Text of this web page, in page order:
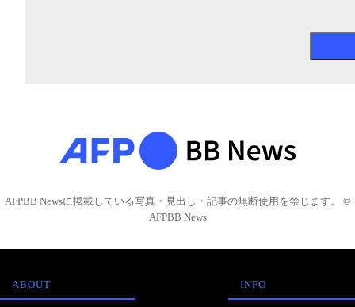
AFPBB Newsに掲載している写真・見出し・記事の無断使用を禁じます。 ©
AFPBB News
ABOUT INFO